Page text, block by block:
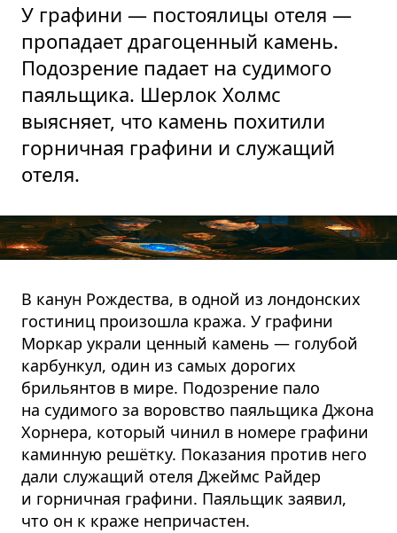
У графини — постоялицы отеля —
пропадает драгоценный камень.
Подозрение падает на судимого
паяльщика. Шерлок Холмс
выясняет, что камень похитили
горничная графини и служащий
отеля.
В канун Рождества, в одной из лондонских
гостиниц произошла кража. У графини
Моркар украли ценный камень — голубой
карбункул, один из самых дорогих
брильянтов в мире. Подозрение пало
на судимого за воровство паяльщика Джона
Хорнера, который чинил в номере графини
каминную решётку. Показания против него
дали служащий отеля Джеймс Райдер
и горничная графини. Паяльщик заявил,
что он к краже непричастен.